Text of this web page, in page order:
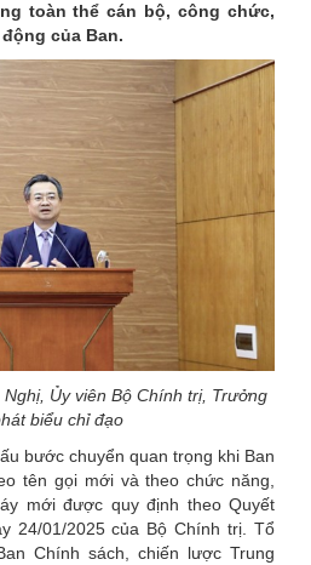
toàn thể cán bộ, công chức,
của Ban.
Ủy viên Bộ Chính trị, Trưởng
biểu chỉ đạo
bước chuyển quan trọng khi Ban
tên gọi mới và theo chức năng,
mới được quy định theo Quyết
24/01/2025 của Bộ Chính trị. Tổ
Chính sách, chiến lược Trung